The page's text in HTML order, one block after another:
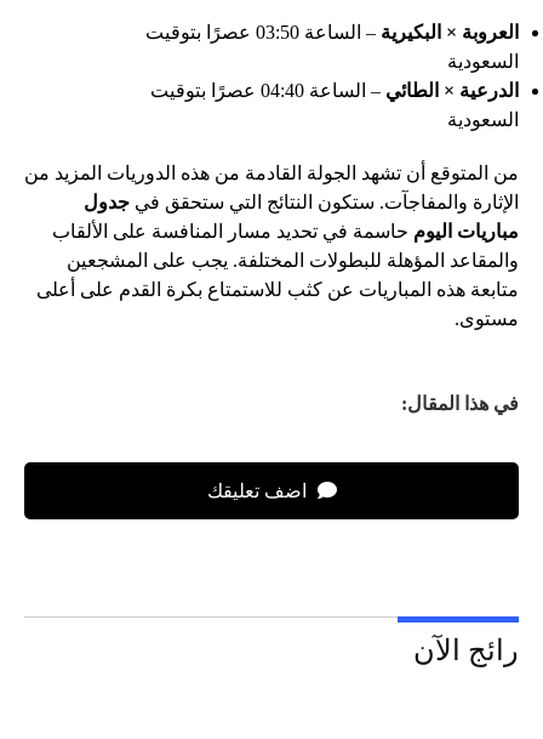
العروبة × البكيرية
– الساعة 03:50 عصرًا بتوقيت
السعودية
الدرعية × الطائي
– الساعة 04:40 عصرًا بتوقيت
السعودية
من المتوقع أن تشهد الجولة القادمة من هذه الدوريات المزيد من
الإثارة والمفاجآت. ستكون النتائج التي ستحقق في جدول
مباريات اليوم حاسمة في تحديد مسار المنافسة على الألقاب
والمقاعد المؤهلة للبطولات المختلفة. يجب على المشجعين
متابعة هذه المباريات عن كثب للاستمتاع بكرة القدم على أعلى
مستوى.
في هذا المقال:
اضف تعليقك
رائج الآن